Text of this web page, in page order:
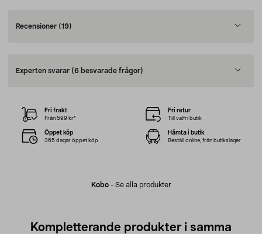
Recensioner (19)
Experten svarar (6 besvarade frågor)
Kobo- Se alla produkter
Fri frakt
Från 599 kr*
Fri retur
Till valfri butik
Öppet köp
365 dagar öppet köp
Hämta i butik
Beställ online, från butikslager
Kompletterande produkter i samma